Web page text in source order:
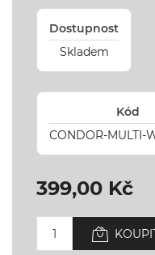
Dostupnost
Skladem
Kód
CONDOR-MULTI-
399,00 Kč